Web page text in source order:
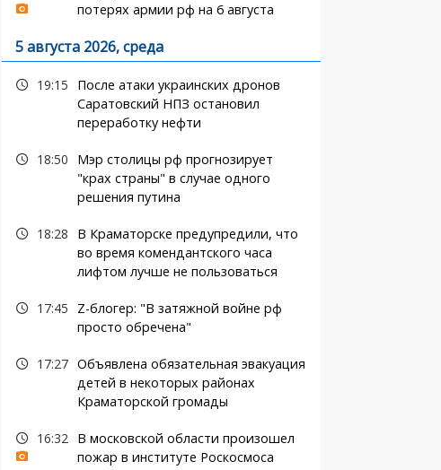
потерях армии рф на 6 августа
5 августа 2026, среда
19:15
После атаки украинских дронов
Саратовский НПЗ остановил
переработку нефти
18:50
Мэр столицы рф прогнозирует
"крах страны" в случае одного
решения путина
18:28
В Краматорске предупредили, что
во время комендантского часа
лифтом лучше не пользоваться
17:45
Z-блогер: "В затяжной войне рф
просто обречена"
17:27 Объявлена обязательная эвакуация
детей в некоторых районах
Краматорской громады
16:32
В московской области произошел
пожар в институте Роскосмоса